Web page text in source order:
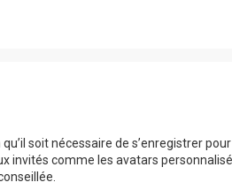
soit nécessaire de s’enregistrer
comme les avatars